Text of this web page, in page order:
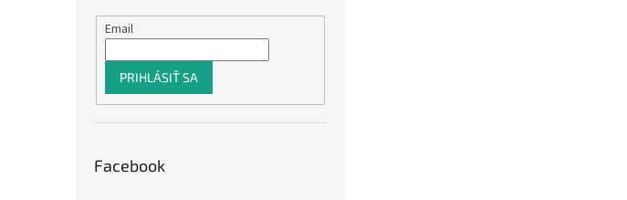
Email
PRIHLÁSIŤ SA
Facebook